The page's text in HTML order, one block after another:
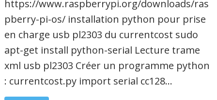
https://www.raspberrypi.org/downloads/ras
pberry-pi-os/ installation python pour prise
en charge usb pl2303 du currentcost sudo
apt-get install python-serial Lecture trame
xml usb pl2303 Créer un programme python
: currentcost.py import serial cc128…